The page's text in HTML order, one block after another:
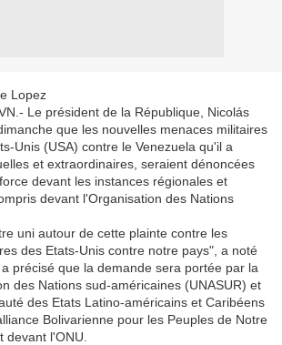
Lopez
Le président de la République, Nicolás
que les nouvelles menaces militaires
Unis (USA) contre le Venezuela qu'il a
et extraordinaires, seraient dénoncées
devant les instances régionales et
devant l'Organisation des Nations
uni autour de cette plainte contre les
des Etats-Unis contre notre pays", a noté
précisé que la demande sera portée par la
des Nations sud-américaines (UNASUR) et
des Etats Latino-américains et Caribéens
Bolivarienne pour les Peuples de Notre
devant l'ONU.